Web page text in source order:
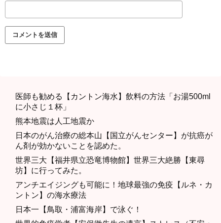
医師も勧める【カントン海水】飲料の方法「お湯500ml
に小さじ１杯」
熊本地震は人工地震か
日本のがん治療の総本山【国立がんセンター】が抗癌が
ん剤が効かないことを認めた。
世界三大【福井県立恐竜博物館】世界三大絶勝【東尋
坊】に行ってみた。
アンチエイジングも可能に！地球最強の免疫【ルネ・カ
ントン】の海水療法
日本一【鳥取・浦富海岸】で泳ぐ！